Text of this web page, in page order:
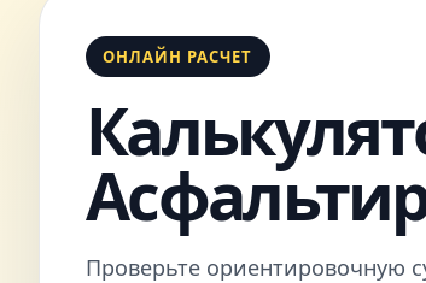
ОНЛАЙН РАСЧЕТ
Проверьте ориентировочную